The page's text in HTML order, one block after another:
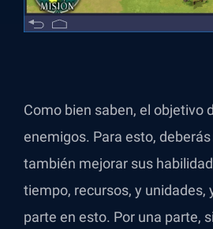
Como bien saben, el objetivo
enemigos. Para esto,
también mejorar sus
tiempo, recursos, y unidades,
parte en esto. Por una parte,